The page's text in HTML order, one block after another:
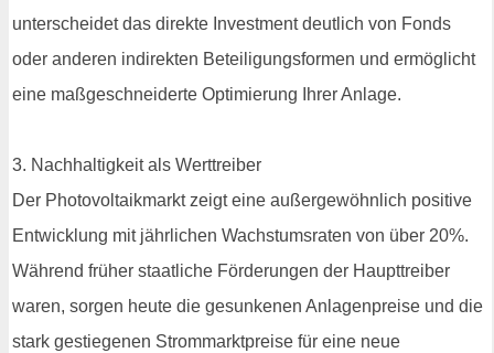
unterscheidet das direkte Investment deutlich von Fonds
oder anderen indirekten Beteiligungsformen und ermöglicht
eine maßgeschneiderte Optimierung Ihrer Anlage.
3. Nachhaltigkeit als Werttreiber
Der Photovoltaikmarkt zeigt eine außergewöhnlich positive
Entwicklung mit jährlichen Wachstumsraten von über 20%.
Während früher staatliche Förderungen der Haupttreiber
waren, sorgen heute die gesunkenen Anlagenpreise und die
stark gestiegenen Strommarktpreise für eine neue